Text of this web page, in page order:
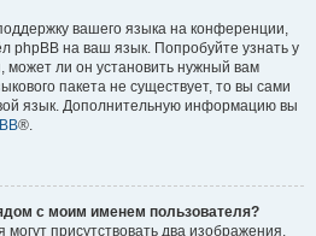
вашего языка на конференции,
phpBB на ваш язык. Попробуйте узнать у
ли он установить нужный вам
пакета не существует, то вы сами
язык. Дополнительную информацию вы
®.
с моим именем пользователя?
присутствовать два изображения.